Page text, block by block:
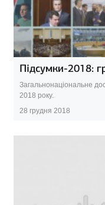
Підсумки-2018:
Загальнонаціональне
2018 року.
28 грудня 2018